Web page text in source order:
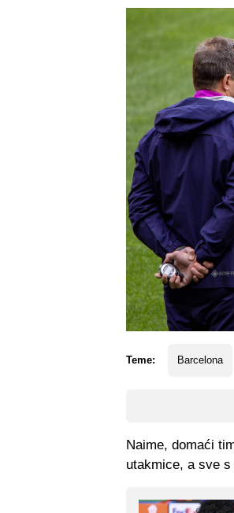
Teme: Barcelona
Naime, domaći
utakmice, a sve